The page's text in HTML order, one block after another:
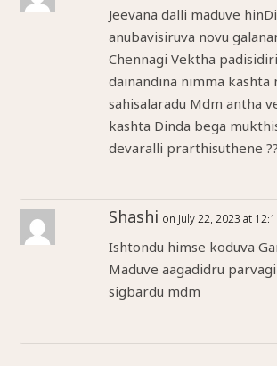
Jeevana dalli maduve
anubavisiruva novu
Chennagi Vektha
dainandina nimma kashta
sahisalaradu Mdm antha
kashta Dinda bega
devaralli prarthisuthene
Shashi on July 22, 2023 at
Ishtondu himse koduva
Maduve aagadidru
sigbardu mdm